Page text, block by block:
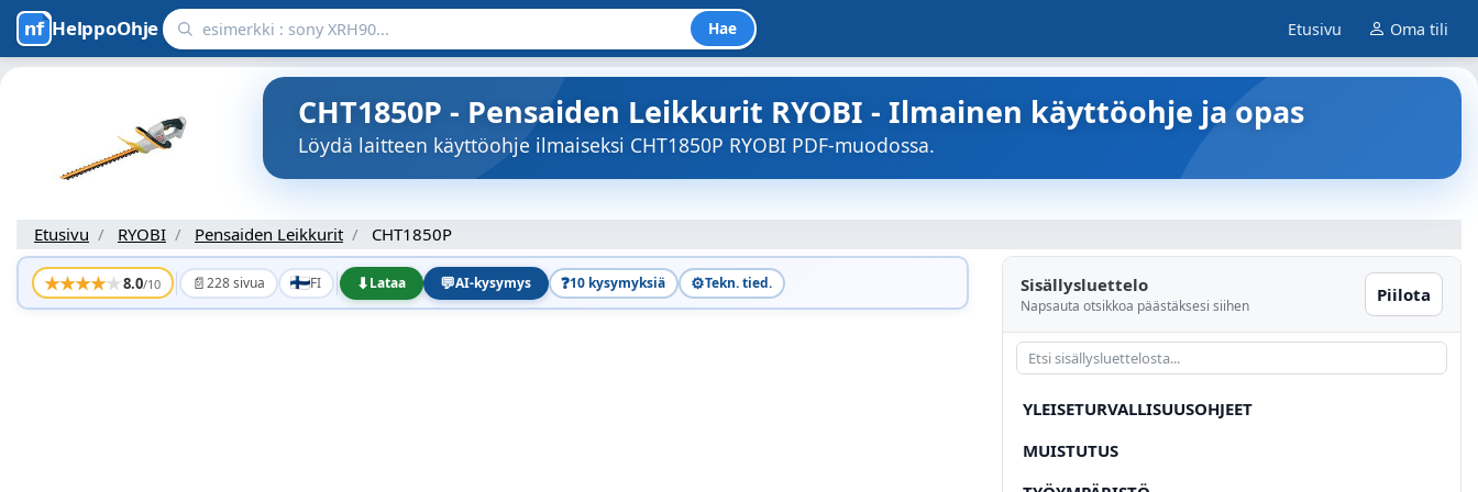
HelppoOhje Hae Etusivu Oma tili
CHT1850P - Pensaiden Leikkurit RYOBI - Ilmainen käyttöohje ja opas
Löydä laitteen käyttöohje ilmaiseksi CHT1850P RYOBI PDF-muodossa.
Etusivu RYOBI Pensaiden Leikkurit CHT1850P
★★★★★8.0/10 📄228 sivua FI ⬇Lataa 💬AI-kysymys ❓10 kysymyksiä ⚙️Tekn. tied. Sisällysluettelo
Napsauta otsikkoa päästäksesi siihen
Piilota
YLEISETURVALLISUUSOHJEET
MUISTUTUS